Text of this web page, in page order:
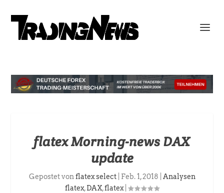
flatex Morning-news DAX
update
Gepostet vonflatex select| Feb. 1, 2018
Analysen
flatex,DAX,flatex